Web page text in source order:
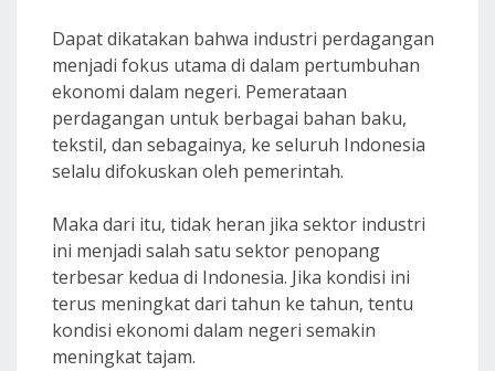
Dapat dikatakan bahwa industri perdagangan
menjadi fokus utama di dalam pertumbuhan
ekonomi dalam negeri. Pemerataan
perdagangan untuk berbagai bahan baku,
tekstil, dan sebagainya, ke seluruh Indonesia
selalu difokuskan oleh pemerintah.
Maka dari itu, tidak heran jika sektor industri
ini menjadi salah satu sektor penopang
terbesar kedua di Indonesia. Jika kondisi ini
terus meningkat dari tahun ke tahun, tentu
kondisi ekonomi dalam negeri semakin
meningkat tajam.